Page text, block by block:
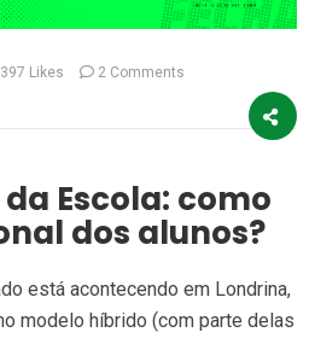
397 Likes 2 Comments
Escola: como
dos alunos?
está acontecendo em Londrina,
modelo híbrido (com parte delas